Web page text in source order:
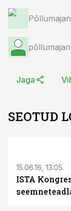
Jaga
SEOTUD
15.06.16, 13:05
ISTA